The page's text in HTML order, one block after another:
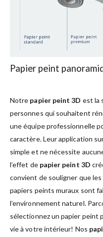
Papier peint
Notre papier peint 3D est la
personnes qui souhaitent
une équipe professionnelle
caractère. Leur application
simple et ne nécessite
l’effet de papier peint 3D
convient de souligner que
papiers peints muraux sont
l’environnement naturel.
sélectionnez un papier peint
vie à votre intérieur! Nos